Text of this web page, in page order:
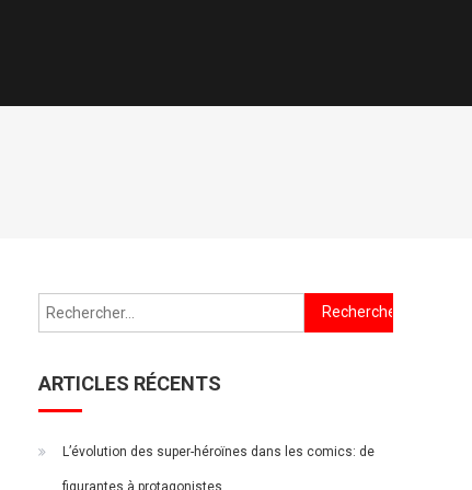
Rechercher :
ARTICLES RÉCENTS
L’évolution des super-héroïnes dans les comics: de
figurantes à protagonistes